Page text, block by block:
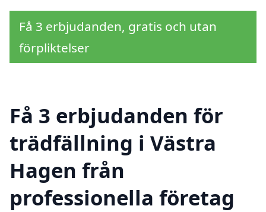
Få 3 erbjudanden, gratis och utan
förpliktelser
Få 3 erbjudanden för
trädfällning i Västra
Hagen från
professionella företag